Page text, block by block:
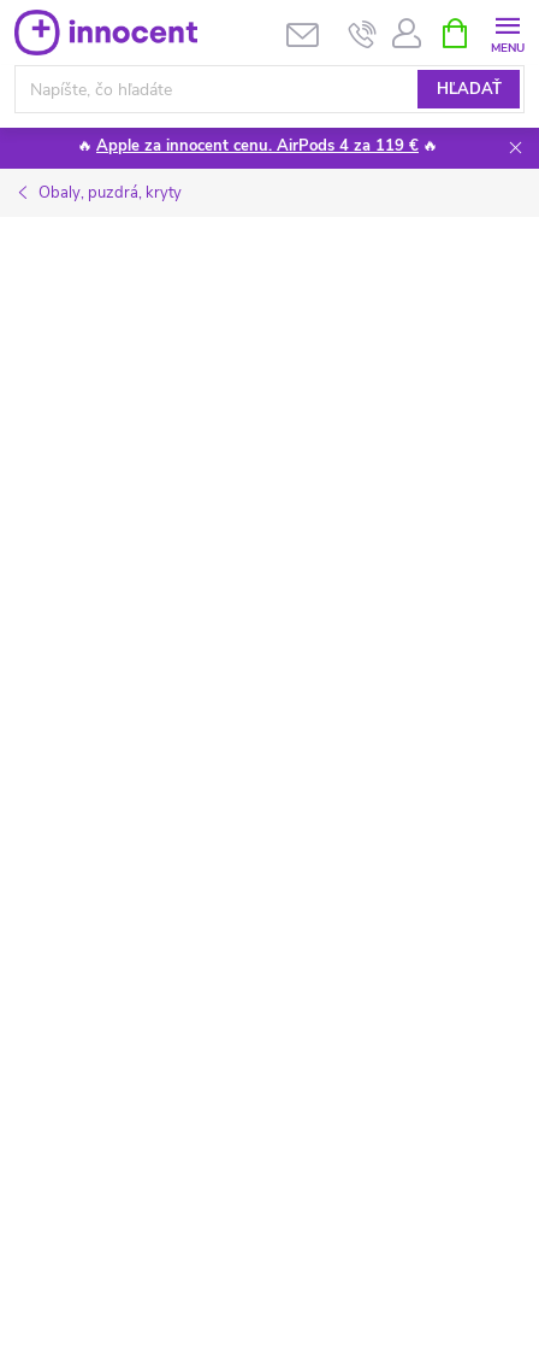
Prejsť
na
obsah
HĽADAŤ
KOŠÍK
🔥 Apple za innocent cenu. AirPods 4 za 119 € 🔥
Obaly, puzdrá, kryty